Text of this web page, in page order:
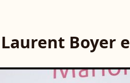
Laurent Boyer